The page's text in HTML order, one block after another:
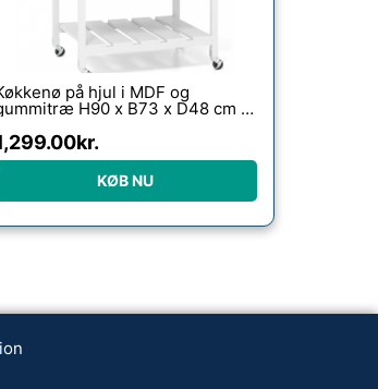
på hjul i MDF og
H90 x B73 x D48 cm –
kr.
KØB NU